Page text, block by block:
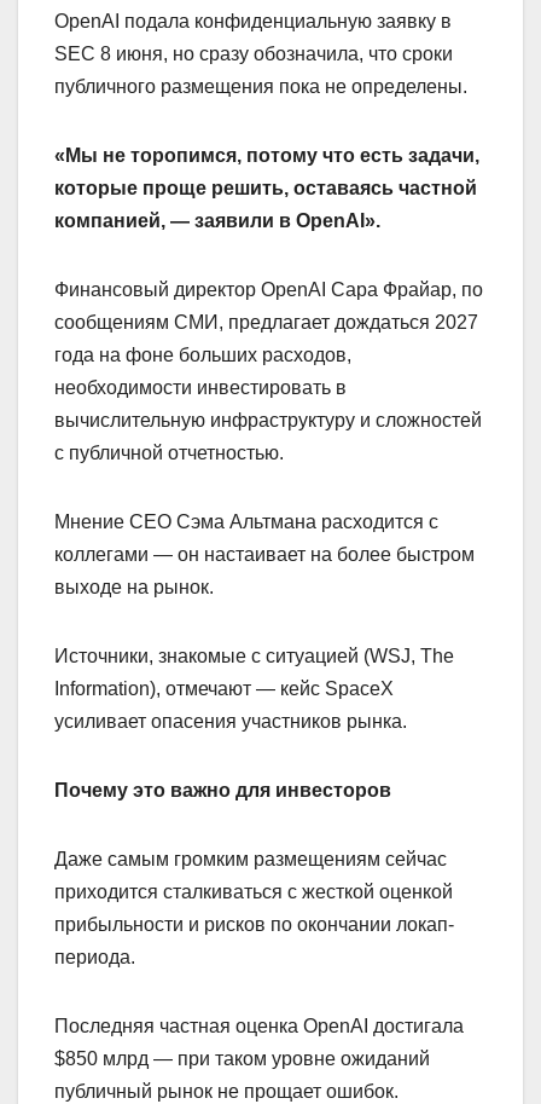
OpenAI подала конфиденциальную заявку в
SEC 8 июня, но сразу обозначила, что сроки
публичного размещения пока не определены.
«Мы не торопимся, потому что есть задачи,
которые проще решить, оставаясь частной
компанией, — заявили в OpenAI».
Финансовый директор OpenAI Сара Фрайар, по
сообщениям СМИ, предлагает дождаться 2027
года на фоне больших расходов,
необходимости инвестировать в
вычислительную инфраструктуру и сложностей
с публичной отчетностью.
Мнение CEO Сэма Альтмана расходится с
коллегами — он настаивает на более быстром
выходе на рынок.
Источники, знакомые с ситуацией (WSJ, The
Information), отмечают — кейс SpaceX
усиливает опасения участников рынка.
Почему это важно для инвесторов
Даже самым громким размещениям сейчас
приходится сталкиваться с жесткой оценкой
прибыльности и рисков по окончании локап-
периода.
Последняя частная оценка OpenAI достигала
$850 млрд — при таком уровне ожиданий
публичный рынок не прощает ошибок.